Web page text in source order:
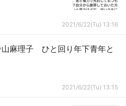
2021/6/22(Tu) 13:16
山麻理子 ひと回り年下青年と
2021/6/22(Tu) 13:15